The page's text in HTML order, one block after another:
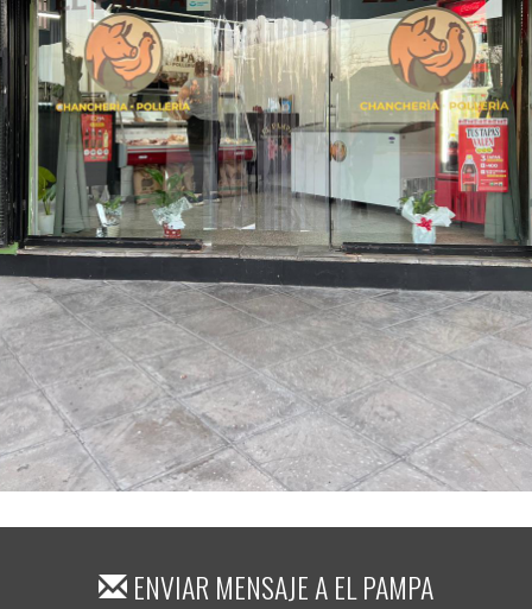
ENVIAR MENSAJE AEL PAMPA